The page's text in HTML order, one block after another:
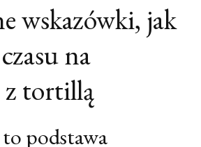
wskazówki, jak
na
z tortillą
podstawa